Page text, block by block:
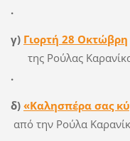
.
γ) Γιορτή 28 Οκτώβρη
της Ρούλας
.
δ) «Καλησπέρα σας
από την Ρούλα